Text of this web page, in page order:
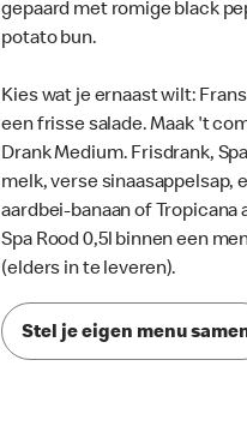
gepaard met romige black
potato bun.
Kies wat je ernaast wilt:
een frisse salade. Maak 't
Drank Medium. Frisdrank,
melk, verse sinaasappelsap,
aardbei-banaan of Tropicana
Spa Rood 0,5l binnen een
(elders in te leveren).
Stel je eigen menu